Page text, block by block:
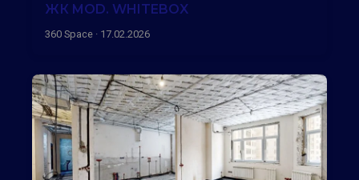
ЖК MOD. WHITEBOX
360 Space · 17.02.2026